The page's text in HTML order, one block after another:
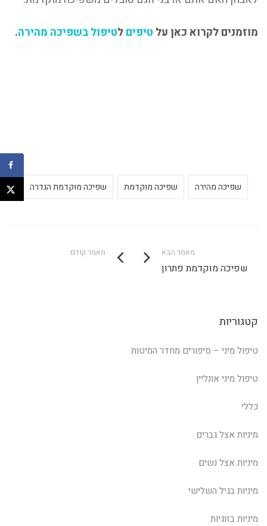
מוזמנים לקרוא כאן על טיפיםלטיפול בשפיכה מהירה.
שפיכה מהירה שפיכה מוקדמת שפיכה מוקדמת הגדרה
מאמר קודם מאמר הבא
שפיכה מוקדמת פתרון
קטגוריות
טיפול מיני – סיפורים מחדר המיטות
טיפול מיני אונליין
כללי
מיניות אצל גברים
מיניות אצל נשים
מיניות בגיל השלישי
מיניות בזוגיות